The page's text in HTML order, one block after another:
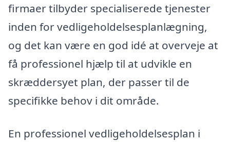
firmaer tilbyder specialiserede tjenester
inden for vedligeholdelsesplanlægning,
og det kan være en god idé at overveje at
få professionel hjælp til at udvikle en
skræddersyet plan, der passer til de
specifikke behov i dit område.
En professionel vedligeholdelsesplan i